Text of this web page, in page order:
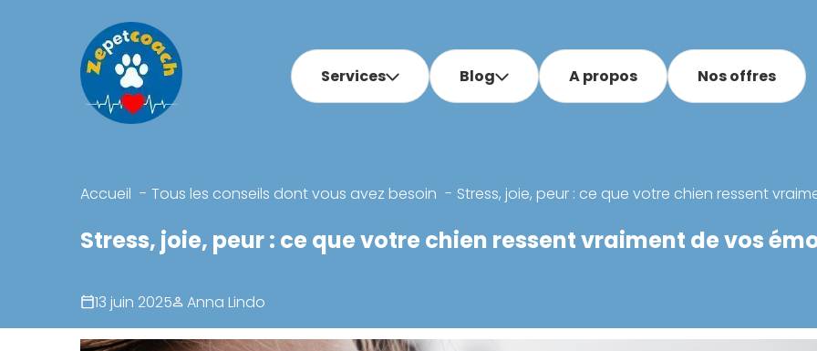
Services Blog A propos Nos offres
Accueil Tous les conseils dont vous avez besoin Stress, joie, peur : ce que votre chien ressent
Stress, joie, peur : ce que votre chien ressent vraiment de vos
13 juin 2025 Anna Lindo